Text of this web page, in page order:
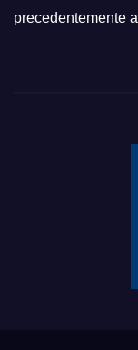
precedentemente